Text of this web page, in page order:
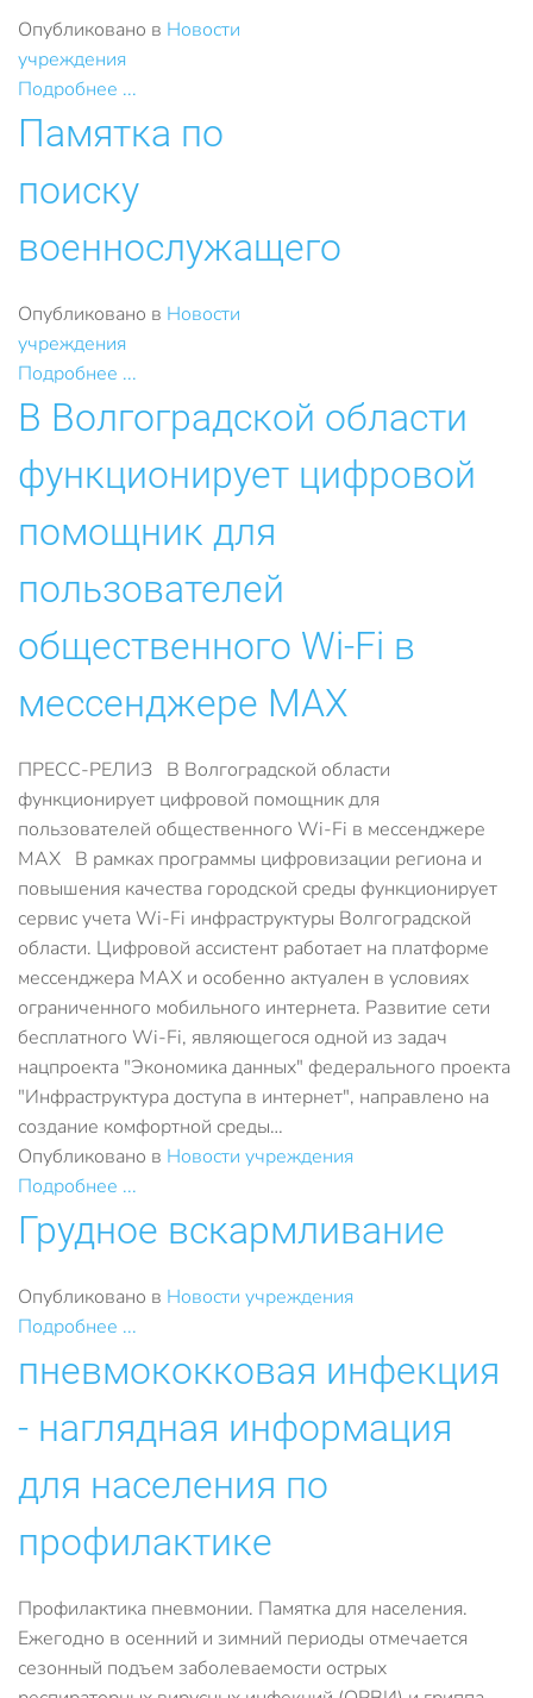
Опубликовано в Новости
учреждения
Подробнее ...
Памятка по
поиску
военнослужащего
Опубликовано в Новости
учреждения
Подробнее ...
В Волгоградской области
функционирует цифровой
помощник для
пользователей
общественного Wi-Fi в
мессенджере MAX
ПРЕСС-РЕЛИЗ В Волгоградской области
функционирует цифровой помощник для
пользователей общественного Wi-Fi в мессенджере
MAX В рамках программы цифровизации региона и
повышения качества городской среды функционирует
сервис учета Wi-Fi инфраструктуры Волгоградской
области. Цифровой ассистент работает на платформе
мессенджера MAX и особенно актуален в условиях
ограниченного мобильного интернета. Развитие сети
бесплатного Wi-Fi, являющегося одной из задач
нацпроекта "Экономика данных" федерального проекта
"Инфраструктура доступа в интернет", направлено на
создание комфортной среды…
Опубликовано в Новости учреждения
Подробнее ...
Грудное вскармливание
Опубликовано в Новости учреждения
Подробнее ...
пневмококковая инфекция
- наглядная информация
для населения по
профилактике
Профилактика пневмонии. Памятка для населения.
Ежегодно в осенний и зимний периоды отмечается
сезонный подъем заболеваемости острых